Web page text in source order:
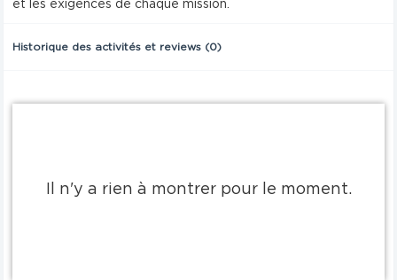
et les exigences de chaque mission.
Historique des activités et reviews (0)
Il n'y a rien à montrer pour le moment.